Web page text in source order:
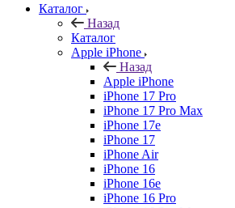
Каталог
Назад
Каталог
Apple iPhone
Назад
Apple iPhone
iPhone 17 Pro
iPhone 17 Pro Max
iPhone 17e
iPhone 17
iPhone Air
iPhone 16
iPhone 16e
iPhone 16 Pro